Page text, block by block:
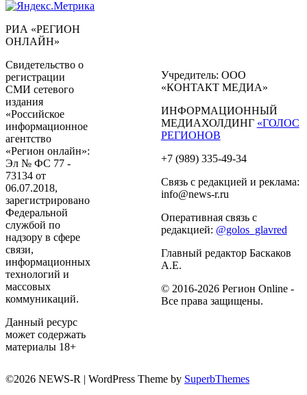
РИА «РЕГИОН
ОНЛАЙН»
Свидетельство о
регистрации
СМИ сетевого
издания
«Российское
информационное
агентство
«Регион онлайн»:
Эл № ФС 77 -
73134 от
06.07.2018,
зарегистрировано
Федеральной
службой по
надзору в сфере
связи,
информационных
технологий и
массовых
коммуникаций.
Данный ресурс
может содержать
материалы 18+
Учредитель: ООО
«КОНТАКТ МЕДИА»
ИНФОРМАЦИОННЫЙ
МЕДИАХОЛДИНГ «ГОЛОС
РЕГИОНОВ
+7 (989) 335-49-34
Связь с редакцией и реклама:
info@news-r.ru
Оперативная связь с
редакцией: @golos_glavred
Главный редактор Баскаков
А.Е.
© 2016-2026 Регион Online -
Все права защищены.
©2026 NEWS-R | WordPress Theme by SuperbThemes